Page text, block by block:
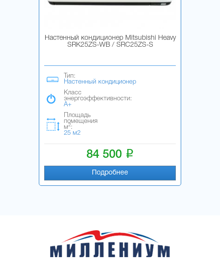
Настенный кондиционер Mitsubishi Heavy
SRK25ZS-WB / SRC25ZS-S
Тип:
Настенный кондиционер
Класс
энергоэффективности:
A+
Площадь
помещения
м2:
25 м2
84 500 i
Подробнее